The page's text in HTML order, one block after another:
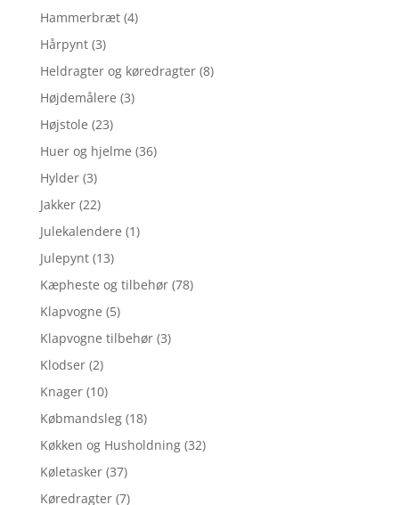
Hammerbræt (4)
Hårpynt (3)
Heldragter og køredragter (8)
Højdemålere (3)
Højstole (23)
Huer og hjelme (36)
Hylder (3)
Jakker (22)
Julekalendere (1)
Julepynt (13)
Kæpheste og tilbehør (78)
Klapvogne (5)
Klapvogne tilbehør (3)
Klodser (2)
Knager (10)
Købmandsleg (18)
Køkken og Husholdning (32)
Køletasker (37)
Køredragter (7)